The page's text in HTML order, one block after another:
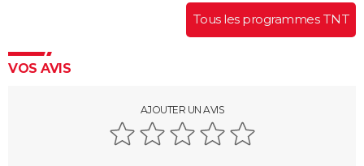
Tous les programmes TNT
VOS AVIS
AJOUTER UN AVIS